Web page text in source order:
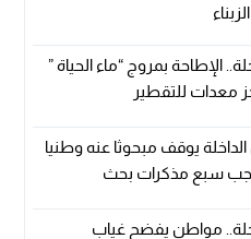
الإطاحة بمروج “ماء الحياة ”
معدات للتقطير
يوقف مبحوثا عنه وطنيا
سبع مذكرات بحث
مواطن يفضح غياب